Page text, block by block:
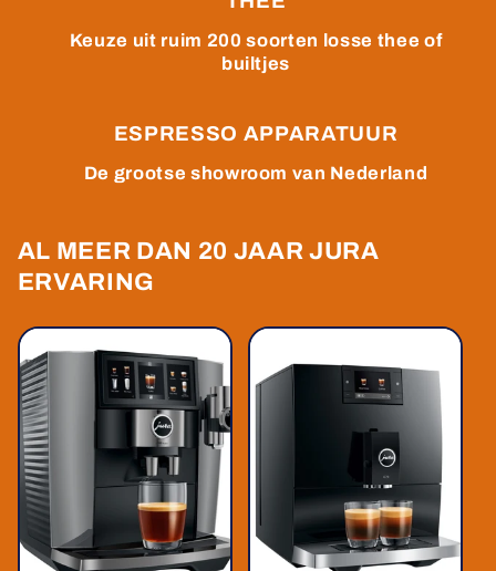
Keuze uit ruim 200 soorten losse thee of
builtjes
ESPRESSO APPARATUUR
De grootse showroom van Nederland
AL MEER DAN 20 JAAR JURA
ERVARING